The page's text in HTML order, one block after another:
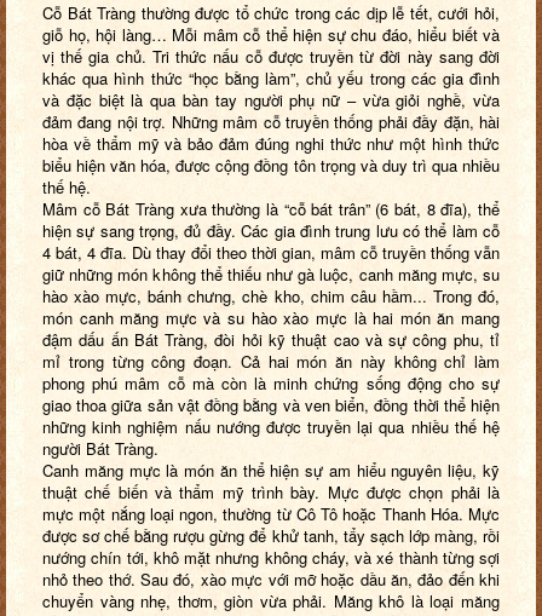
Cỗ Bát Tràng thường được tổ chức trong các dịp lễ tết, cưới hỏi,
giỗ họ, hội làng… Mỗi mâm cỗ thể hiện sự chu đáo, hiểu biết và
vị thế gia chủ. Tri thức nấu cỗ được truyền từ đời này sang đời
khác qua hình thức “học bằng làm”, chủ yếu trong các gia đình
và đặc biệt là qua bàn tay người phụ nữ – vừa giỏi nghề, vừa
đảm đang nội trợ. Những mâm cỗ truyền thống phải đầy đặn, hài
hòa về thẩm mỹ và bảo đảm đúng nghi thức như một hình thức
biểu hiện văn hóa, được cộng đồng tôn trọng và duy trì qua nhiều
thế hệ.
Mâm cỗ Bát Tràng xưa thường là “cỗ bát trân” (6 bát, 8 đĩa), thể
hiện sự sang trọng, đủ đầy. Các gia đình trung lưu có thể làm cỗ
4 bát, 4 đĩa. Dù thay đổi theo thời gian, mâm cỗ truyền thống vẫn
giữ những món không thể thiếu như gà luộc, canh măng mực, su
hào xào mực, bánh chưng, chè kho, chim câu hầm... Trong đó,
món canh măng mực và su hào xào mực là hai món ăn mang
đậm dấu ấn Bát Tràng, đòi hỏi kỹ thuật cao và sự công phu, tỉ
mỉ trong từng công đoạn. Cả hai món ăn này không chỉ làm
phong phú mâm cỗ mà còn là minh chứng sống động cho sự
giao thoa giữa sản vật đồng bằng và ven biển, đồng thời thể hiện
những kinh nghiệm nấu nướng được truyền lại qua nhiều thế hệ
người Bát Tràng.
Canh măng mực là món ăn thể hiện sự am hiểu nguyên liệu, kỹ
thuật chế biến và thẩm mỹ trình bày. Mực được chọn phải là
mực một nắng loại ngon, thường từ Cô Tô hoặc Thanh Hóa. Mực
được sơ chế bằng rượu gừng để khử tanh, tẩy sạch lớp màng, rồi
nướng chín tới, khô mặt nhưng không cháy, và xé thành từng sợi
nhỏ theo thớ. Sau đó, xào mực với mỡ hoặc dầu ăn, đảo đến khi
chuyển vàng nhẹ, thơm, giòn vừa phải. Măng khô là loại măng